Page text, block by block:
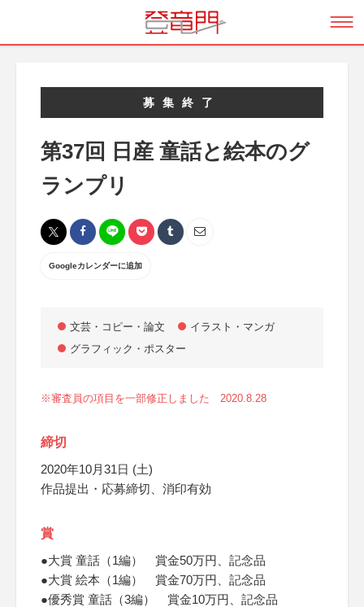
募集終了
第37回 日産 童話と絵本のグ
ランプリ
Googleカレンダーに追加
文芸・コピー・論文
イラスト・マンガ
グラフィック・ポスター
※審査員の項目を一部修正しました 2020.8.28
締切
2020年10月31日 (土)
作品提出・応募締切、消印有効
賞
●大賞 童話（1編） 賞金50万円、記念品
●大賞 絵本（1編） 賞金70万円、記念品
●優秀賞 童話（3編） 賞金10万円、記念品